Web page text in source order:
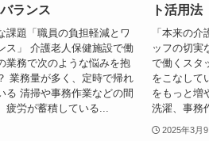
ランス
課題「職員の負担軽減とワ
ス」 介護老人保健施設で働
業務で次のような悩みを抱
業務量が多く、定時で帰れ
る 清掃や事務作業などの間
疲労が蓄積している...
ト活用法
「本来の
ッフの切実
で働くスタ
をこなして
をもっと増
洗濯、事務
2025年3月9